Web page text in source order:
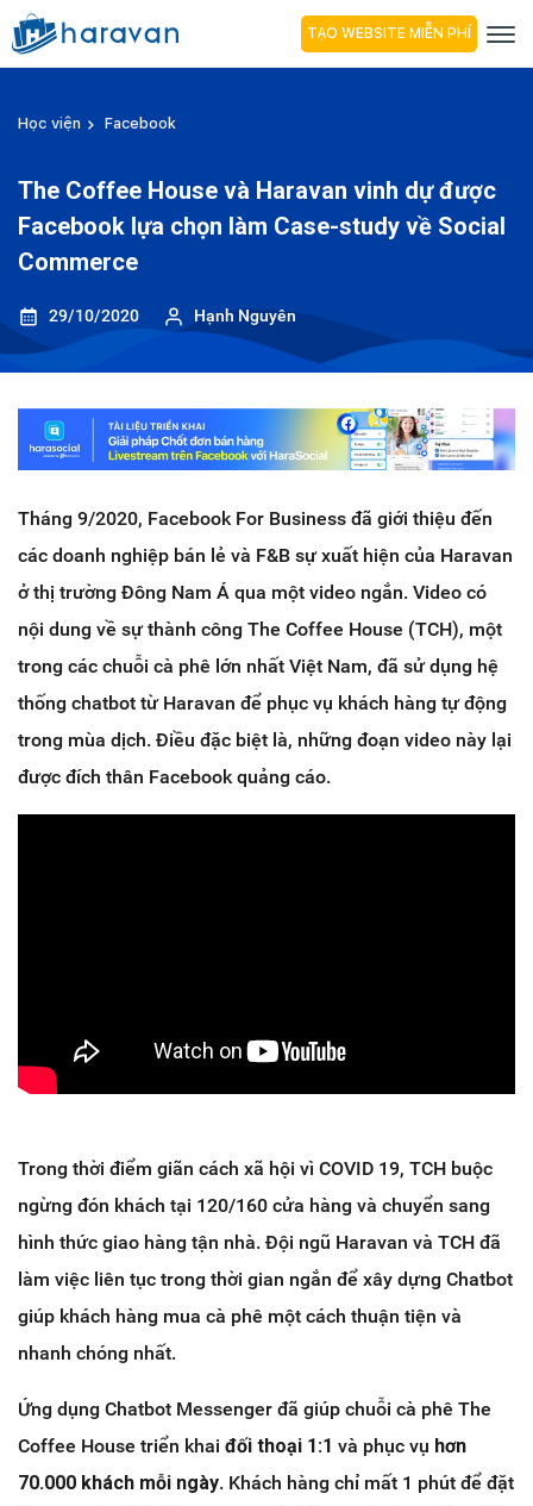
TẠO WEBSITE MIỄN PHÍ
Học viện Facebook
The Coffee House và Haravan vinh dự được
Facebook lựa chọn làm Case-study về Social
Commerce
29/10/2020 Hạnh Nguyên
Tháng 9/2020, Facebook For Business đã giới thiệu đến
các doanh nghiệp bán lẻ và F&B sự xuất hiện của Haravan
ở thị trường Đông Nam Á qua một video ngắn. Video có
nội dung về sự thành công The Coffee House (TCH), một
trong các chuỗi cà phê lớn nhất Việt Nam, đã sử dụng hệ
thống chatbot từ Haravan để phục vụ khách hàng tự động
trong mùa dịch. Điều đặc biệt là, những đoạn video này lại
được đích thân Facebook quảng cáo.
Trong thời điểm giãn cách xã hội vì COVID 19, TCH buộc
ngừng đón khách tại 120/160 cửa hàng và chuyển sang
hình thức giao hàng tận nhà. Đội ngũ Haravan và TCH đã
làm việc liên tục trong thời gian ngắn để xây dựng Chatbot
giúp khách hàng mua cà phê một cách thuận tiện và
nhanh chóng nhất.
Ứng dụng Chatbot Messenger đã giúp chuỗi cà phê The
Coffee House triển khai đối thoại 1:1 và phục vụ hơn
70.000 khách mỗi ngày. Khách hàng chỉ mất 1 phút để đặt